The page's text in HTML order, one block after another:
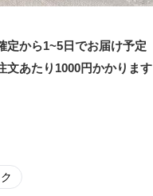
定から1~5日でお届け予定
文あたり 1000円かかります